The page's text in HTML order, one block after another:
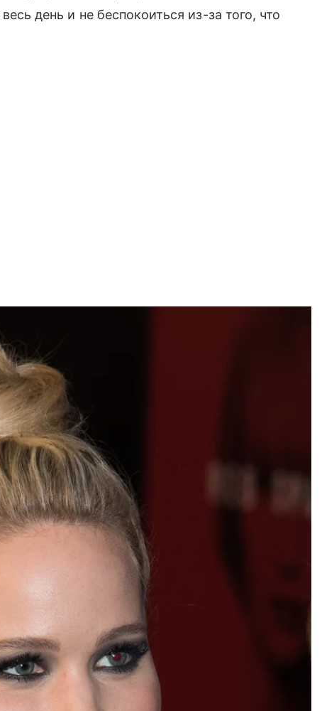
день и не беспокоиться из-за того, что